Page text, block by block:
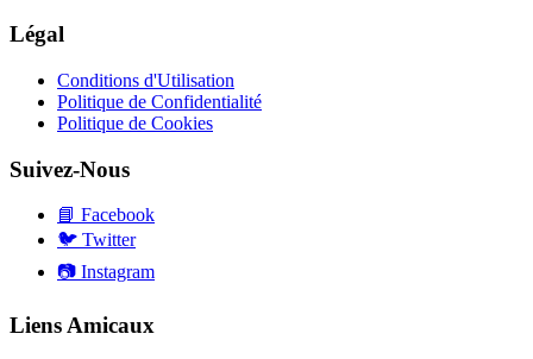
Légal
Conditions d'Utilisation
Politique de Confidentialité
Politique de Cookies
Suivez-Nous
📘 Facebook
🐦 Twitter
📷 Instagram
Liens Amicaux